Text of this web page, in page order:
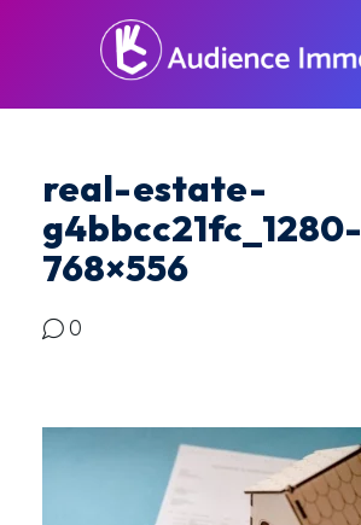
real-estate-
g4bbcc21fc_1280-
768×556
0